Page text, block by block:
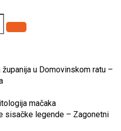
Pretraži
u Domovinskom ratu –
mačaka
sisačke legende – Zagonetni